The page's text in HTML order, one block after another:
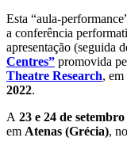
Esta “aula-
a conferência
apresentação (seguida
Centres” promovida
Theatre Research, em
2022.
A 23 e 24 de
em Atenas (Grécia), no